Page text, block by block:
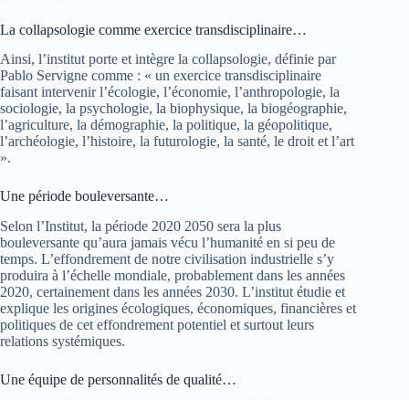
La collapsologie comme exercice transdisciplinaire…
Ainsi, l’institut porte et intègre la collapsologie, définie par
Pablo Servigne comme : « un exercice transdisciplinaire
faisant intervenir l’écologie, l’économie, l’anthropologie, la
sociologie, la psychologie, la biophysique, la biogéographie,
l’agriculture, la démographie, la politique, la géopolitique,
l’archéologie, l’histoire, la futurologie, la santé, le droit et l’art
».
Une période bouleversante…
Selon l’Institut, la période 2020 2050 sera la plus
bouleversante qu’aura jamais vécu l’humanité en si peu de
temps. L’effondrement de notre civilisation industrielle s’y
produira à l’échelle mondiale, probablement dans les années
2020, certainement dans les années 2030. L’institut étudie et
explique les origines écologiques, économiques, financières et
politiques de cet effondrement potentiel et surtout leurs
relations systémiques.
Une équipe de personnalités de qualité…